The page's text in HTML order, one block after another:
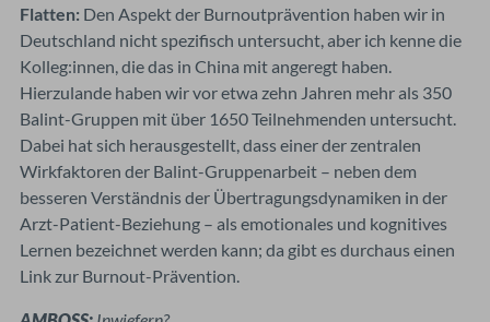
Flatten: Den Aspekt der Burnoutprävention haben wir in
Deutschland nicht spezifisch untersucht, aber ich kenne die
Kolleg:innen, die das in China mit angeregt haben.
Hierzulande haben wir vor etwa zehn Jahren mehr als 350
Balint-Gruppen mit über 1650 Teilnehmenden untersucht.
Dabei hat sich herausgestellt, dass einer der zentralen
Wirkfaktoren der Balint-Gruppenarbeit – neben dem
besseren Verständnis der Übertragungsdynamiken in der
Arzt-Patient-Beziehung – als emotionales und kognitives
Lernen bezeichnet werden kann; da gibt es durchaus einen
Link zur Burnout-Prävention.